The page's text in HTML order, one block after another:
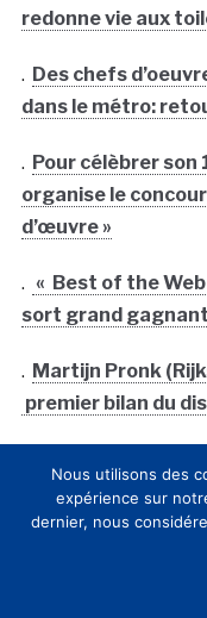
redonne vie aux
. Des chefs
dans le métro:
. Pour célèbrer son
organise le
d’œuvre »
. « Best of the
sort grand gagnant
. Martijn Pronk
premier bilan du
Rijksmuseum
numérique pour
Nous utilisons des
expérience sur
dernier, nous